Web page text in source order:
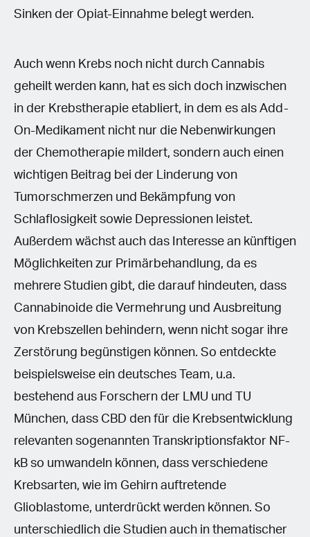
Sinken der Opiat-Einnahme belegt werden.
Auch wenn Krebs noch nicht durch Cannabis
geheilt werden kann, hat es sich doch inzwischen
in der Krebstherapie etabliert, in dem es als Add-
On-Medikament nicht nur die Nebenwirkungen
der Chemotherapie mildert, sondern auch einen
wichtigen Beitrag bei der Linderung von
Tumorschmerzen und Bekämpfung von
Schlaflosigkeit sowie Depressionen leistet.
Außerdem wächst auch das Interesse an künftigen
Möglichkeiten zur Primärbehandlung, da es
mehrere Studien gibt, die darauf hindeuten, dass
Cannabinoide die Vermehrung und Ausbreitung
von Krebszellen behindern, wenn nicht sogar ihre
Zerstörung begünstigen können. So entdeckte
beispielsweise ein deutsches Team, u.a.
bestehend aus Forschern der LMU und TU
München, dass CBD den für die Krebsentwicklung
relevanten sogenannten Transkriptionsfaktor NF-
kB so umwandeln können, dass verschiedene
Krebsarten, wie im Gehirn auftretende
Glioblastome, unterdrückt werden können. So
unterschiedlich die Studien auch in thematischer